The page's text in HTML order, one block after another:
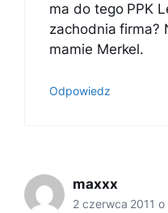
ma do tego PPK
zachodnia firma?
mamie Merkel.
Odpowiedz
maxxx
2 czerwca 2011 o